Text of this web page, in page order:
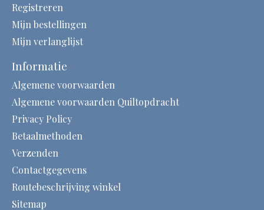
Registreren
Mijn bestellingen
Mijn verlanglijst
Informatie
Algemene voorwaarden
Algemene voorwaarden Quiltopdracht
Privacy Policy
Betaalmethoden
Verzenden
Contactgegevens
Routebeschrijving winkel
Sitemap